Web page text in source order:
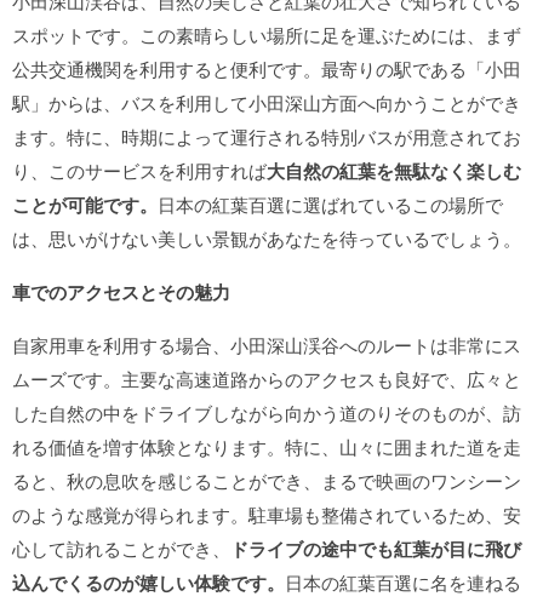
スポットです。この素晴らしい場所に足を運ぶためには、まず
公共交通機関を利用すると便利です。最寄りの駅である「小田
駅」からは、バスを利用して小田深山方面へ向かうことができ
ます。特に、時期によって運行される特別バスが用意されてお
り、このサービスを利用すれば大自然の紅葉を無駄なく楽しむ
ことが可能です。 日本の紅葉百選に選ばれているこの場所で
は、思いがけない美しい景観があなたを待っているでしょう。
車でのアクセスとその魅力
自家用車を利用する場合、小田深山渓谷へのルートは非常にス
ムーズです。主要な高速道路からのアクセスも良好で、広々と
した自然の中をドライブしながら向かう道のりそのものが、訪
れる価値を増す体験となります。特に、山々に囲まれた道を走
ると、秋の息吹を感じることができ、まるで映画のワンシーン
のような感覚が得られます。駐車場も整備されているため、安
心して訪れることができ、
ドライブの途中でも紅葉が目に飛び
込んでくるのが嬉しい体験です。 日本の紅葉百選に名を連ねる